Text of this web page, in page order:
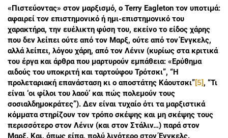
«Πιστεύοντας» στον μαρξισμό, ο Terry Eagleton τον υποτιμά:
αφαιρεί τον επιστημονικό ή ημι-επιστημονικό του
χαρακτήρα, την ευέλικτη φύση του, εκείνο το είδος χάρης
που δεν λείπει ούτε από τον Μαρξ, ούτε από τον Ένγκελς,
αλλά λείπει, λόγου χάρη, από τον Λένιν (κυρίως στα κριτικά
του έργα και άρθρα που μαρτυρούν εμπάθεια: «Ερύθημα
αιδούς του υποκριτή και ταρτούφου Τρότσκι”, “Η
προλεταριακή επανάσταση κι ο αποστάτης Κάουτσκι”[5], “Τι
είναι ‘οι φίλοι του λαού’ και πώς πολεμούν τους
σοσιαλδημοκράτες”). Δεν είναι τυχαίο ότι τα μαρξιστικά
κόμματα στηρίζουν τον τρόπο σκέψης και μη σκέψης τους
περισσότερο στον Λένιν (και στον Στάλιν…) παρά στον
Μαρξ. Και, όπως είπα, πολύ λιγότερο στον Ένγκελς.